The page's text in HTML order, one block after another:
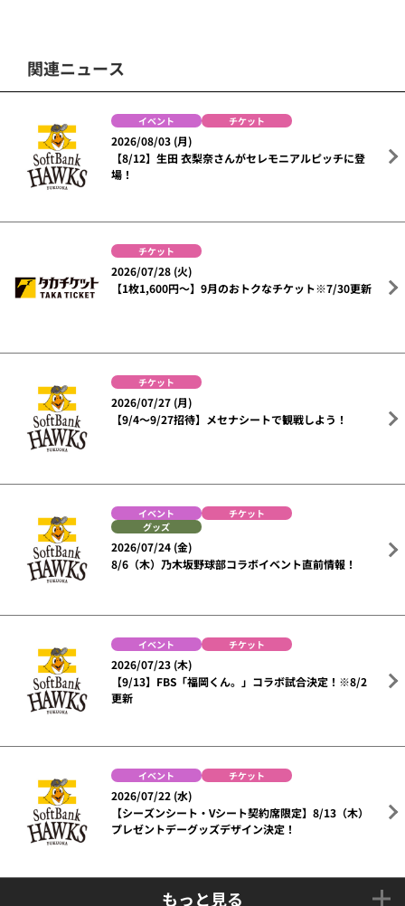
関連ニュース
イベント チケット
2026/08/03 (月)
【8/12】生田 衣梨奈さんがセレモニアルピッチに登
場！
チケット
2026/07/28 (火)
【1枚1,600円～】9月のおトクなチケット※7/30更新
チケット
2026/07/27 (月)
【9/4～9/27招待】メセナシートで観戦しよう！
イベント
チケット
グッズ
2026/07/24 (金)
8/6（木）乃木坂野球部コラボイベント直前情報！
イベント チケット
2026/07/23 (木)
【9/13】FBS「福岡くん。」コラボ試合決定！※8/2
更新
イベント チケット
2026/07/22 (水)
【シーズンシート・Vシート契約席限定】8/13（木）
プレゼントデーグッズデザイン決定！
もっと見る